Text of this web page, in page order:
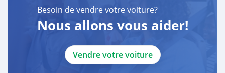
Besoin de vendre votre voiture?
Nous allons vous aider!
Vendre votre voiture